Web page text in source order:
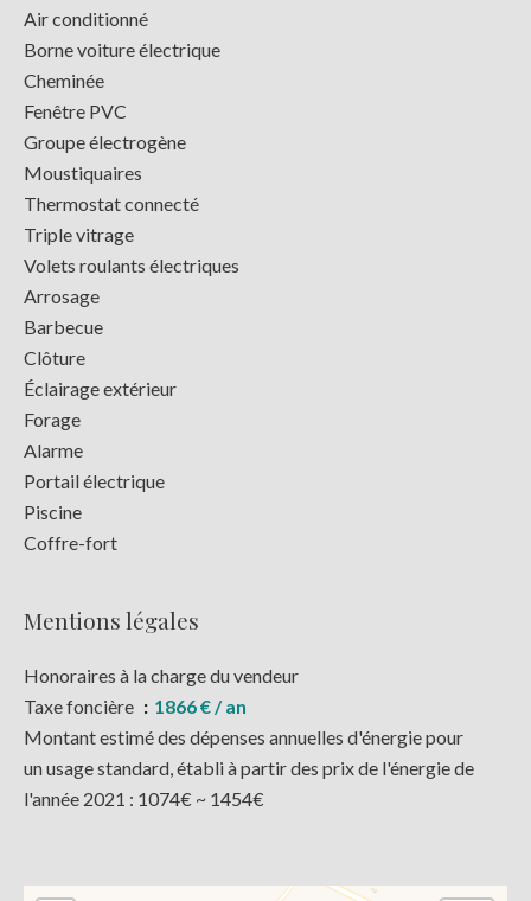
Air conditionné
Borne voiture électrique
Cheminée
Fenêtre PVC
Groupe électrogène
Moustiquaires
Thermostat connecté
Triple vitrage
Volets roulants électriques
Arrosage
Barbecue
Clôture
Éclairage extérieur
Forage
Alarme
Portail électrique
Piscine
Coffre-fort
Mentions légales
Honoraires à la charge du vendeur
Taxe foncière
1866 € / an
Montant estimé des dépenses annuelles d'énergie pour
un usage standard, établi à partir des prix de l'énergie de
l'année 2021 : 1074€ ~ 1454€